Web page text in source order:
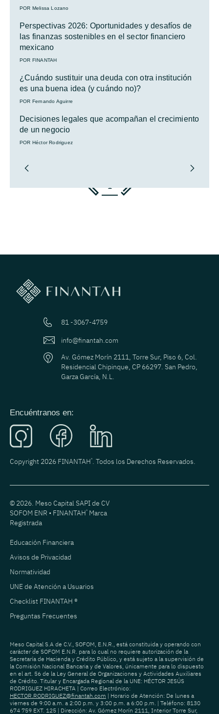
POR Melissa Lozano
Perspectivas 2026: Oportunidades y desafíos de
las finanzas sostenibles en el sector financiero
mexicano
POR FINANTAH
¿Cuándo sustituir una deuda con otra institución
es una buena idea (y cuándo no)?
POR Fernando Aguirre
Decisiones legales que acompañan el crecimiento
de un negocio
POR Héctor Rodriguez
1
81 -3067-4759
info@finantah.com
Av. Gómez Morín 2111, Torre Sur, Piso 6, Col.
Residencial Chipinque, CP 66297. San Pedro,
Garza García, N.L.
Encuéntranos en:
Copyright 2026 FINANTAH®. Todos los Derechos Reservados.
© 2026. Meso Capital SAPI de CV
SOFOM ENR • FINANTAH® Marca
Registrada
Educación Financiera
Avisos de Privacidad
Normatividad
UNE de Atención a Usuarios
Checklist FINANTAH ®
Preguntas Frecuentes
Meso Capital S.A de C.V., SOFOM, E.N.R., está constituida y operando con
carácter de SOFOM E.N.R. para lo cual no requiere autorización de la
Secretaría de Hacienda y Crédito Público, y está sujeto a la supervisión de
la Comisión Nacional Bancaria y de Valores, únicamente para lo dispuesto
en el art. 56 de la Ley General de Organizaciones y Actividades Auxiliares
de Crédito. Titular y Encargada Regional de la UNE: HÉCTOR JESÚS
RODRIGUEZ HIRACHETA | Correo Electrónico:
HECTOR.RODRIGUEZ@finantah.com | Horario de Atención: De lunes a
viernes de 9:00 a.m. a 2:00 p.m. y 3:00 p.m. a 6:00 p.m. | Teléfono: 8130
674 759 EXT. 125 | Dirección: Av. Gómez Morín 2111, Interior Torre Sur,